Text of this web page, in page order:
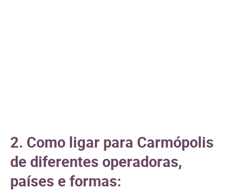
2. Como ligar para Carmópolis
de diferentes operadoras,
países e formas: